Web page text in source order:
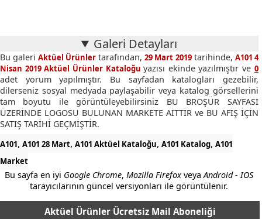
Galeri Detayları
Bu galeriAktüel Ürünler tarafından,29 Mart 2019tarihinde, A101 4
Nisan 2019 Aktüel Ürünler Kataloğuyazısı ekinde yazılmıştır ve 0
adet yorum yapılmıştır. Bu sayfadan katalogları gezebilir,
dilerseniz sosyal medyada paylaşabilir veya katalog görsellerini
tam boyutu ile görüntüleyebilirsiniz BU BROŞÜR SAYFASI
ÜZERİNDE LOGOSU BULUNAN MARKETE AİTTİR ve BU AFİŞ İÇİN
SATIŞ TARİHİ GEÇMİŞTİR.
A101, A101 28 Mart, A101 Aktüel Kataloğu, A101 Katalog, A101
Market
Bu sayfa en iyi Google Chrome,Mozilla Firefox veyaAndroid - IOS
tarayıcılarının güncel versiyonları ile görüntülenir.
Aktüel Ürünler Ücretsiz Mail Aboneliği